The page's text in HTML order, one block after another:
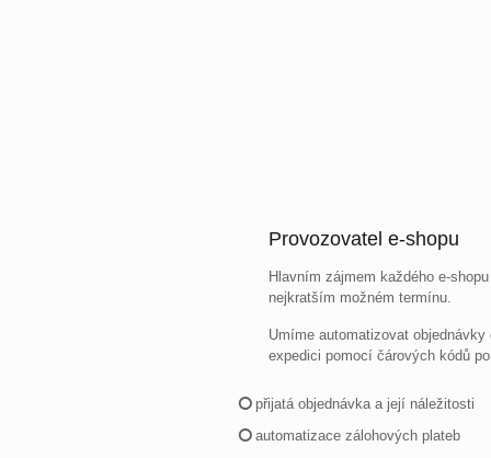
Provozovatel e-shopu
Hlavním zájmem každého e-
nejkratším možném termínu.
Umíme automatizovat
expedici pomocí čárových kódů
přijatá objednávka a její náležitosti
automatizace zálohových plateb